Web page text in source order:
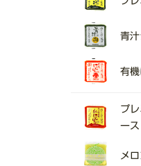
青
有
プ
ース
メ